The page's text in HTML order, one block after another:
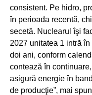
consistent. Pe hidro,
în perioada recentă,
secetă. Nuclearul îşi
2027 unitatea 1 intră
doi ani, conform
contează în
asigură energie în
de producţie”, mai